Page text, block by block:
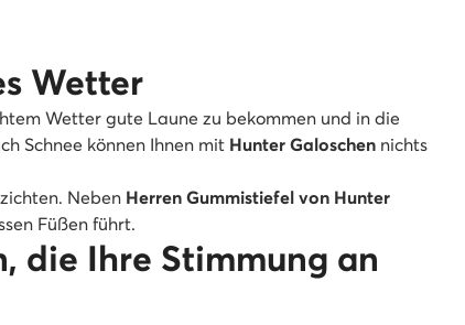
Wetter
Wetter gute Laune zu bekommen und in die
Schnee können Ihnen mit Hunter Galoschen nichts
Neben Herren Gummistiefel von Hunter
Füßen führt.
die Ihre Stimmung an